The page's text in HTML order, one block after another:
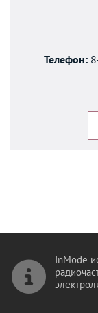
Телефон:
InMode